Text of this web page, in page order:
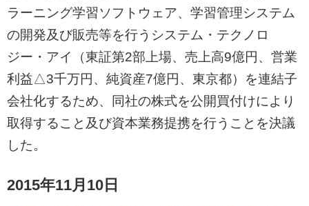
ラーニング学習ソフトウェア、学習管理システム
の開発及び販売等を行うシステム・テクノロ
ジー・アイ（東証第2部上場、売上高9億円、営業
利益△3千万円、純資産7億円、東京都）を連結子
会社化するため、同社の株式を公開買付けにより
取得すること及び資本業務提携を行うことを決議
した。
2015年11月10日